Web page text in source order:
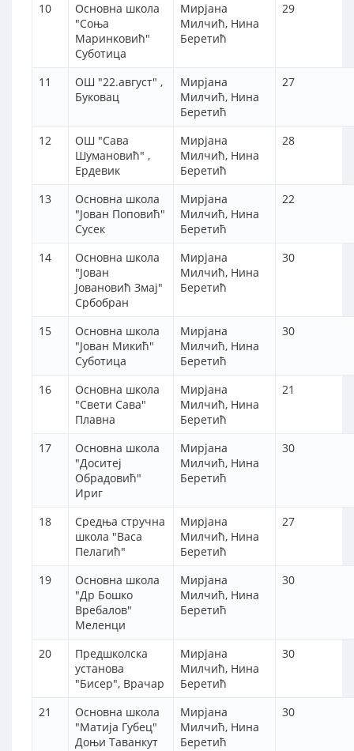
10
Основна школа
"Соња
Маринковић"
Суботица
Мирјана
Милчић, Нина
Беретић
29
11
ОШ "22.август" ,
Буковац
Мирјана
Милчић, Нина
Беретић
27
12
ОШ "Сава
Шумановић" ,
Ердевик
Мирјана
Милчић, Нина
Беретић
28
13
Основна школа
"Јован Поповић"
Сусек
Мирјана
Милчић, Нина
Беретић
22
14
Основна школа
"Јован
Јовановић Змај"
Србобран
Мирјана
Милчић, Нина
Беретић
30
15
Основна школа
"Јован Микић"
Суботица
Мирјана
Милчић, Нина
Беретић
30
16
Основна школа
"Свети Сава"
Плавна
Мирјана
Милчић, Нина
Беретић
21
17
Основна школа
"Доситеј
Обрадовић"
Ириг
Мирјана
Милчић, Нина
Беретић
30
18
Средња стручна
школа "Васа
Пелагић"
Мирјана
Милчић, Нина
Беретић
27
19
Основна школа
"Др Бошко
Вребалов"
Меленци
Мирјана
Милчић, Нина
Беретић
30
20
Предшколска
установа
"Бисер", Врачар
Мирјана
Милчић, Нина
Беретић
30
21
Основна школа
"Матија Губец"
Доњи Таванкут
Мирјана
Милчић, Нина
Беретић
30